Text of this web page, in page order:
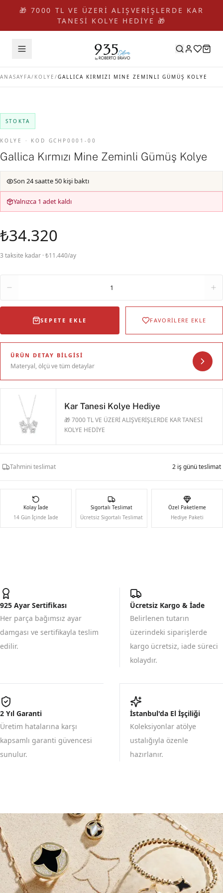
🎁 7000 TL VE ÜZERİ ALIŞVERİŞLERDE KAR
TANESİ KOLYE HEDİYE 🎁
ANASAYFA/ KOLYE /GALLICA KIRMIZI MINE ZEMINLI GÜMÜŞ KOLYE
STOKTA
KOLYE · KOD GCHP0001-00
Gallica Kırmızı Mine Zeminli Gümüş Kolye
Son 24 saatte 50 kişi baktı
Yalnızca 1 adet kaldı
₺34.320
3 taksite kadar · ₺11.440/ay
1
SEPETE EKLE FAVORİLERE EKLE
ÜRÜN DETAY BILGISI
Materyal, ölçü ve tüm detaylar
Kar Tanesi Kolye Hediye
🎁 7000 TL VE ÜZERİ ALIŞVERİŞLERDE KAR TANESİ
KOLYE HEDİYE
Tahmini teslimat 2 iş günü teslimat
Kolay İade
14 Gün İçinde İade
Sigortalı Teslimat
Ücretsiz Sigortalı Teslimat
Özel Paketleme
Hediye Paketi
925 Ayar Sertifikası
Her parça bağımsız ayar
damgası ve sertifikayla teslim
edilir.
Ücretsiz Kargo & İade
Belirlenen tutarın
üzerindeki siparişlerde
kargo ücretsiz, iade süreci
kolaydır.
2 Yıl Garanti
Üretim hatalarına karşı
kapsamlı garanti güvencesi
sunulur.
İstanbul'da El İşçiliği
Koleksiyonlar atölye
ustalığıyla özenle
hazırlanır.